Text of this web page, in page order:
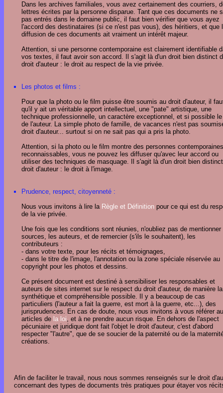
Dans les archives familiales, vous avez certainement des courriers,
lettres écrites par la personne disparue. Tant que ces documents ne
pas entrés dans le domaine public, il faut bien vérifier que vous ayez
l'accord des destinataires (si ce n'est pas vous), des héritiers, et que
diffusion de ces documents ait vraiment un intérêt majeur.
Attention, si une personne contemporaine est clairement identifiable
vos textes, il faut avoir son accord. Il s'agit là d'un droit bien distinct
droit d'auteur : le droit au respect de la vie privée.
Les photos et films :
Pour que la photo ou le film puisse être soumis au droit d'auteur, il
qu'il y ait un véritable apport intellectuel, une "pate" artistique, une
technique professionnelle, un caractère exceptionnel, et si possible
de l'auteur. La simple photo de famille, de vacances n'est pas
droit d'auteur... surtout si on ne sait pas qui a pris la photo.
Attention, si la photo ou le film montre des personnes contemporaines
reconnaissables, vous ne pouvez les diffuser qu'avec leur accord ou
utiliser des techniques de masquage. Il s'agit là d'un droit bien
droit d'auteur : le droit à l'image.
Prudence, respect, citoyenneté :
Nous vous invitons à lire la Règle et Définition pour ce qui est du
de la vie privée.
Une fois que les conditions sont réunies, n'oubliez pas de mentionner
sources, les auteurs, et de remercier (s'ils le souhaitent), les
contributeurs :
- dans votre texte, pour les récits et témoignages,
- dans le titre de l'image, l'annotation ou la zone spéciale réservée au
copyright pour les photos et dessins.
Ce présent document est destiné à sensibiliser les responsables et
auteurs de sites internet sur le respect du droit d'auteur, de manière
synthétique et compréhensible possible. Il y a beaucoup de cas
particuliers (l'auteur a fait la guerre, est mort à la guerre, etc...), des
jurisprudences. En cas de doute, nous vous invitons à vous référer
articles de la loi, et à ne prendre aucun risque. En dehors de l'aspect
pécuniaire et juridique dont fait l'objet le droit d'auteur, c'est d'abord
respecter "l'autre", que de se soucier de la paternité ou de la
créations.
Afin de faciliter le travail, nous nous sommes renseignés sur le droit
concernant des types de documents très pratiques pour étayer vos